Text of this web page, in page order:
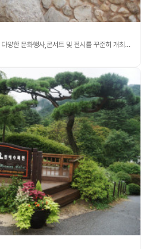
남이섬은 동화나라,노래의섬을 콘셉트로 다양한 문화행사,콘서트 및 전시를 꾸준히 개최해 오고있으며, 남여 노소 모두 함께 하기에 좋은 공간이다